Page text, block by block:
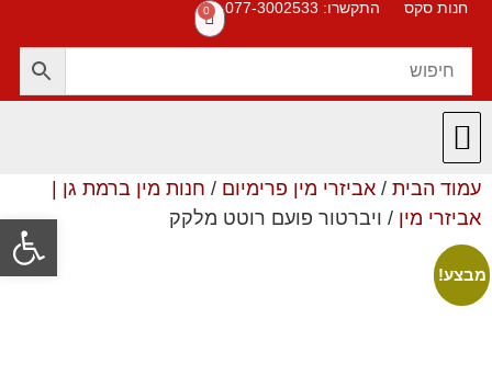
חנות סקס התקשרו: 077-3002533 0
עמוד הבית / אביזרי מין פרימיום / חנות מין ברמת גן |
אביזרי מין / ויברטור פועם רוטט מלקק
מבצע!
פתח